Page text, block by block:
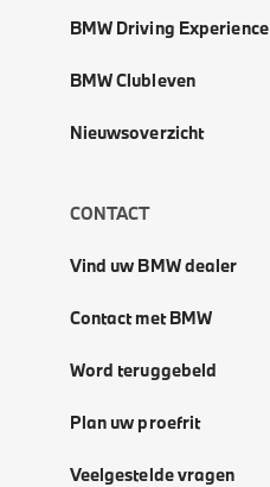
BMW Driving Experience
BMW Clubleven
Nieuwsoverzicht
CONTACT
Vind uw BMW dealer
Contact met BMW
Word teruggebeld
Plan uw proefrit
Veelgestelde vragen